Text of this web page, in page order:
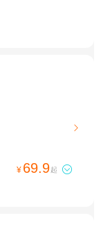

¥ 69.9起 